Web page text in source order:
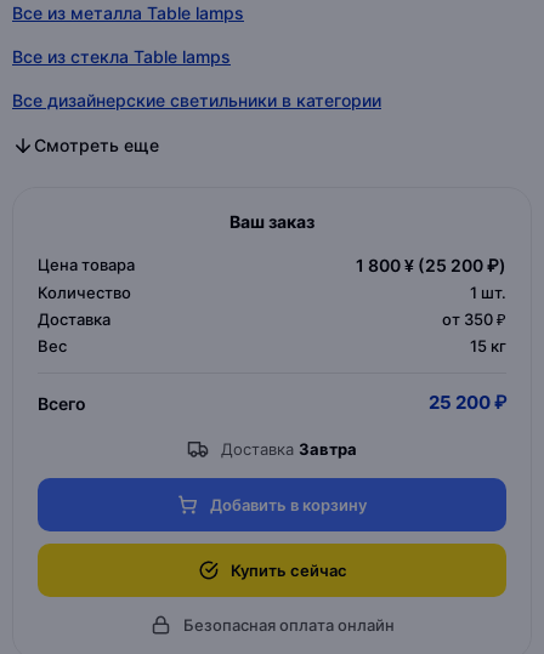
Все из металла Table lamps
Все из стекла Table lamps
Все дизайнерские светильники в категории
Все из металла в категории
Все из стекла в категории
Смотреть еще
Ваш заказ
Цена товара 1 800 ¥ (25 200 ₽)
Количество 1 шт.
Доставка
от 350 ₽
Вес
15 кг
Всего 25 200 ₽
Доставка Завтра
Добавить в корзину
Купить сейчас
Безопасная оплата онлайн